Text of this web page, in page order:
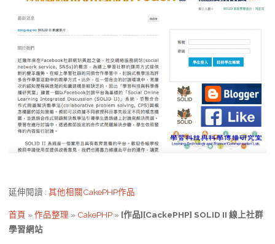
延伸閱讀 : 其他相關CakePHP作品
首頁 »作品整理 » CakePHP» [作品][CackePHP] SOLID II 線上社群
學習網站